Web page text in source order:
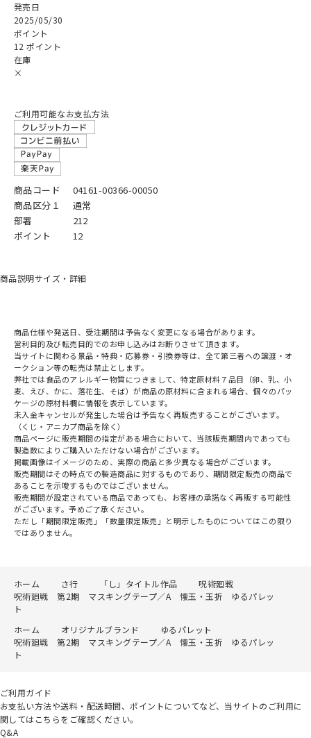
発売日
2025/05/30
ポイント
12 ポイント
在庫
×
ご利用可能なお支払方法
商品コード
04161-00366-00050
商品区分１
通常
部署
212
ポイント
12
商品説明サイズ・詳細
商品仕様や発送日、受注期間は予告なく変更になる場合があります。
営利目的及び転売目的でのお申し込みはお断りさせて頂きます。
当サイトに関わる景品・特典・応募券・引換券等は、全て第三者への譲渡・オ
ークション等の転売は禁止とします。
弊社では食品のアレルギー物質につきまして、特定原材料７品目（卵、乳、小
麦、えび、かに、落花生、そば）が商品の原材料に含まれる場合、個々のパッ
ケージの原材料欄に情報を表示しています。
未入金キャンセルが発生した場合は予告なく再販売することがございます。
（くじ・アニカプ商品を除く）
商品ページに販売期間の指定がある場合において、当該販売期間内であっても
製造数によりご購入いただけない場合がございます。
掲載画像はイメージのため、実際の商品と多少異なる場合がございます。
販売期間はその時点での製造商品に対するものであり、期間限定販売の商品で
あることを示唆するものではございません。
販売期間が設定されている商品であっても、お客様の承諾なく再販する可能性
がございます。予めご了承ください。
ただし「期間限定販売」「数量限定販売」と明示したものについてはこの限り
ではありません。
ホーム さ行 「し」タイトル作品
呪術廻戦
呪術廻戦 第2期 マスキングテープ／A 懐玉・玉折 ゆるパレッ
ト
ホーム
オリジナルブランド
ゆるパレット
呪術廻戦 第2期 マスキングテープ／A 懐玉・玉折 ゆるパレッ
ト
ご利用ガイド
お支払い方法や送料・配送時間、ポイントについてなど、当サイトのご利用に
関してはこちらをご確認ください。
Q&A